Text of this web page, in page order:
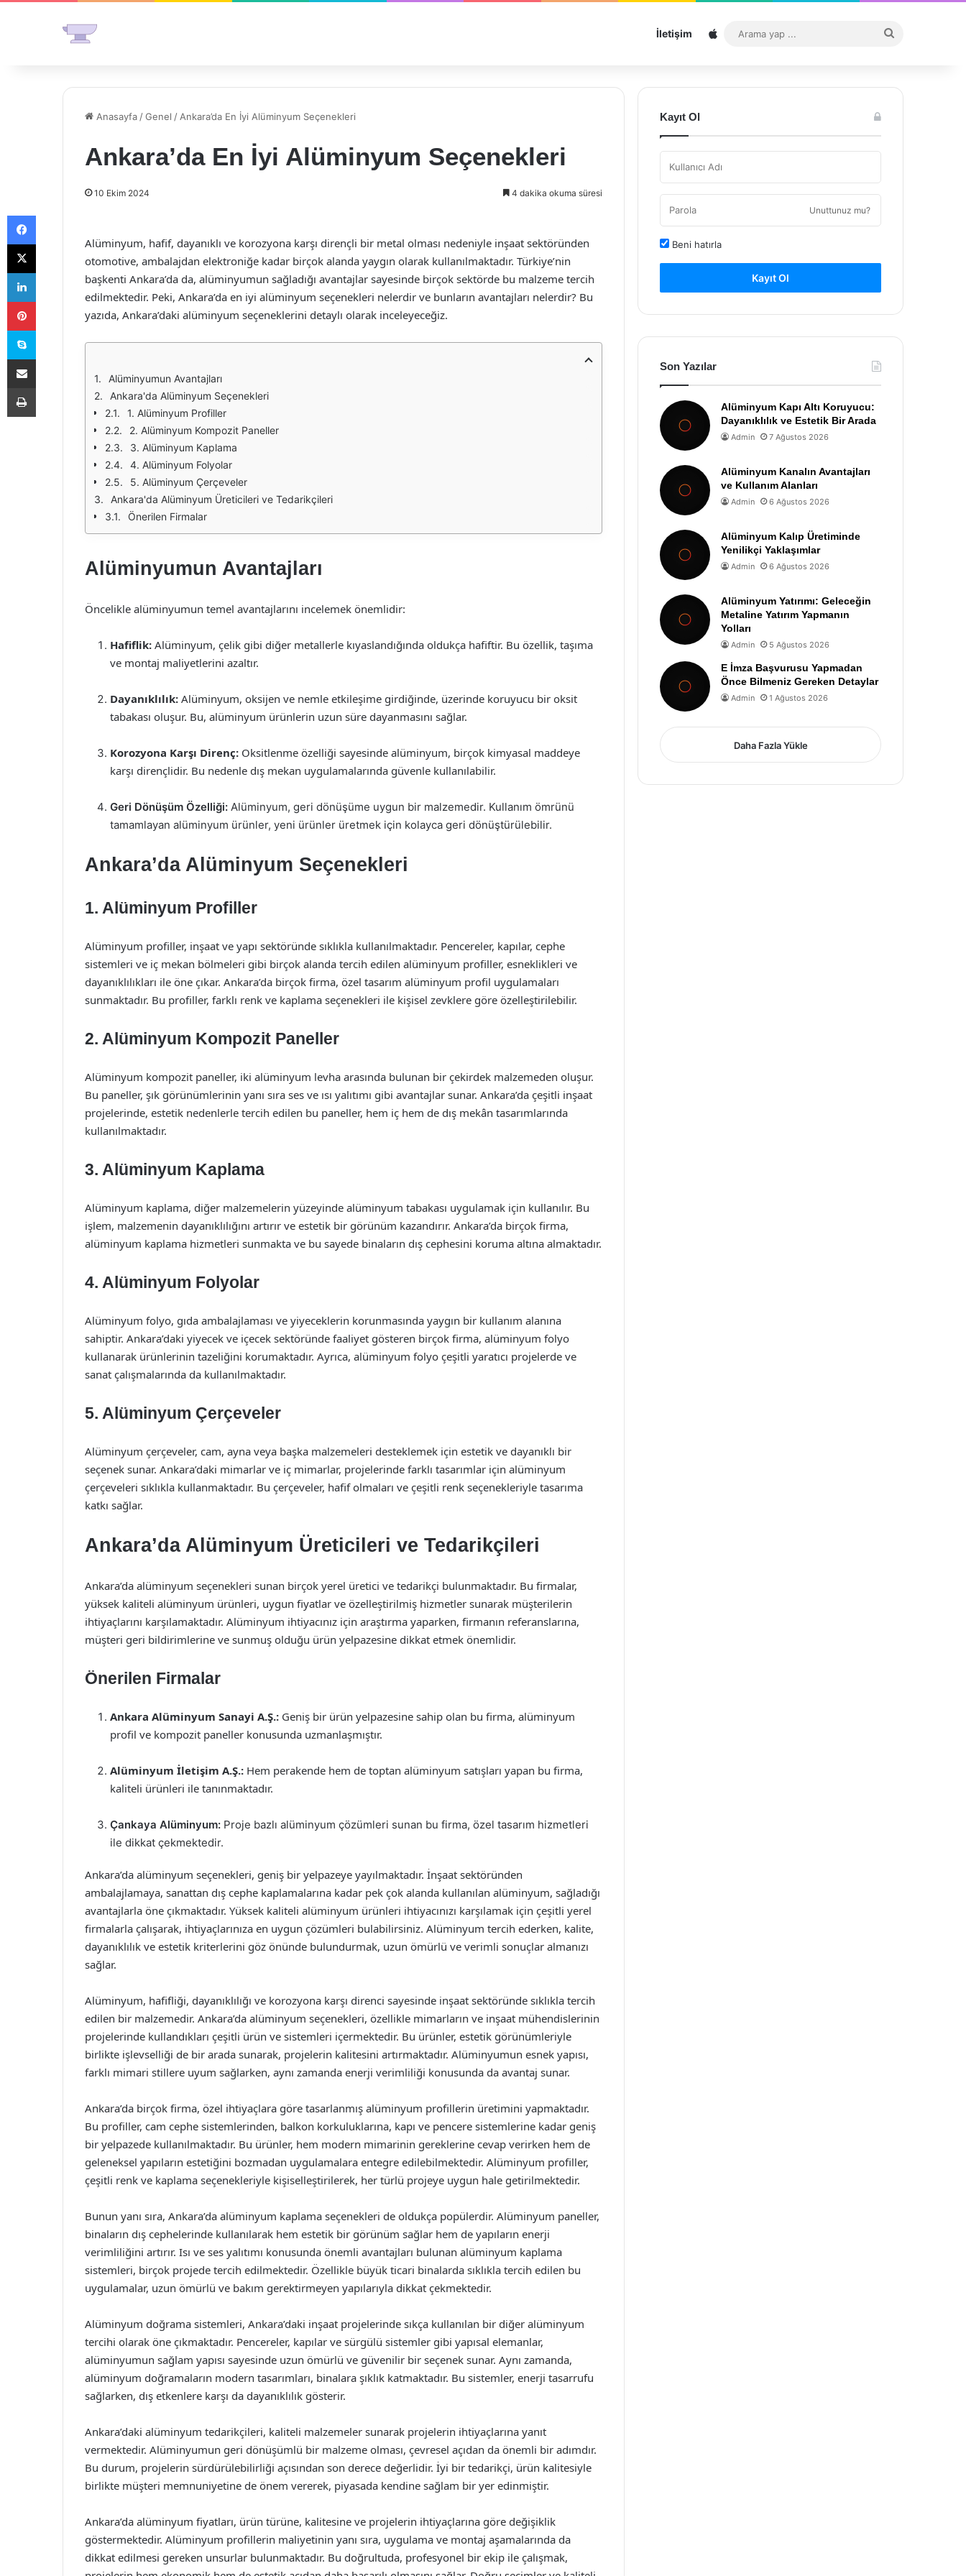
İletişim Sitemap
...
Anasayfa /Genel / Ankara’da En İyi Alüminyum Seçenekleri
Ankara’da En İyi Alüminyum Seçenekleri
10 Ekim 2024 4 dakika okuma süresi
Alüminyum, hafif, dayanıklı ve korozyona karşı dirençli bir metal olması nedeniyle inşaat sektöründen
otomotive, ambalajdan elektroniğe kadar birçok alanda yaygın olarak kullanılmaktadır. Türkiye’nin
başkenti Ankara’da da, alüminyumun sağladığı avantajlar sayesinde birçok sektörde bu malzeme tercih
edilmektedir. Peki, Ankara’da en iyi alüminyum seçenekleri nelerdir ve bunların avantajları nelerdir? Bu
yazıda, Ankara’daki alüminyum seçeneklerini detaylı olarak inceleyeceğiz.
Alüminyumun Avantajları
Ankara'da Alüminyum Seçenekleri
1. Alüminyum Profiller
2. Alüminyum Kompozit Paneller
3. Alüminyum Kaplama
4. Alüminyum Folyolar
5. Alüminyum Çerçeveler
Ankara'da Alüminyum Üreticileri ve Tedarikçileri
Önerilen Firmalar
Alüminyumun Avantajları
Öncelikle alüminyumun temel avantajlarını incelemek önemlidir:
Hafiflik: Alüminyum, çelik gibi diğer metallerle kıyaslandığında oldukça hafiftir. Bu özellik, taşıma
ve montaj maliyetlerini azaltır.
Dayanıklılık: Alüminyum, oksijen ve nemle etkileşime girdiğinde, üzerinde koruyucu bir oksit
tabakası oluşur. Bu, alüminyum ürünlerin uzun süre dayanmasını sağlar.
Korozyona Karşı Direnç: Oksitlenme özelliği sayesinde alüminyum, birçok kimyasal maddeye
karşı dirençlidir. Bu nedenle dış mekan uygulamalarında güvenle kullanılabilir.
Geri Dönüşüm Özelliği: Alüminyum, geri dönüşüme uygun bir malzemedir. Kullanım ömrünü
tamamlayan alüminyum ürünler, yeni ürünler üretmek için kolayca geri dönüştürülebilir.
Ankara’da Alüminyum Seçenekleri
1. Alüminyum Profiller
Alüminyum profiller, inşaat ve yapı sektöründe sıklıkla kullanılmaktadır. Pencereler, kapılar, cephe
sistemleri ve iç mekan bölmeleri gibi birçok alanda tercih edilen alüminyum profiller, esneklikleri ve
dayanıklılıkları ile öne çıkar. Ankara’da birçok firma, özel tasarım alüminyum profil uygulamaları
sunmaktadır. Bu profiller, farklı renk ve kaplama seçenekleri ile kişisel zevklere göre özelleştirilebilir.
2. Alüminyum Kompozit Paneller
Alüminyum kompozit paneller, iki alüminyum levha arasında bulunan bir çekirdek malzemeden oluşur.
Bu paneller, şık görünümlerinin yanı sıra ses ve ısı yalıtımı gibi avantajlar sunar. Ankara’da çeşitli inşaat
projelerinde, estetik nedenlerle tercih edilen bu paneller, hem iç hem de dış mekân tasarımlarında
kullanılmaktadır.
3. Alüminyum Kaplama
Alüminyum kaplama, diğer malzemelerin yüzeyinde alüminyum tabakası uygulamak için kullanılır. Bu
işlem, malzemenin dayanıklılığını artırır ve estetik bir görünüm kazandırır. Ankara’da birçok firma,
alüminyum kaplama hizmetleri sunmakta ve bu sayede binaların dış cephesini koruma altına almaktadır.
4. Alüminyum Folyolar
Alüminyum folyo, gıda ambalajlaması ve yiyeceklerin korunmasında yaygın bir kullanım alanına
sahiptir. Ankara’daki yiyecek ve içecek sektöründe faaliyet gösteren birçok firma, alüminyum folyo
kullanarak ürünlerinin tazeliğini korumaktadır. Ayrıca, alüminyum folyo çeşitli yaratıcı projelerde ve
sanat çalışmalarında da kullanılmaktadır.
5. Alüminyum Çerçeveler
Alüminyum çerçeveler, cam, ayna veya başka malzemeleri desteklemek için estetik ve dayanıklı bir
seçenek sunar. Ankara’daki mimarlar ve iç mimarlar, projelerinde farklı tasarımlar için alüminyum
çerçeveleri sıklıkla kullanmaktadır. Bu çerçeveler, hafif olmaları ve çeşitli renk seçenekleriyle tasarıma
katkı sağlar.
Ankara’da Alüminyum Üreticileri ve Tedarikçileri
Ankara’da alüminyum seçenekleri sunan birçok yerel üretici ve tedarikçi bulunmaktadır. Bu firmalar,
yüksek kaliteli alüminyum ürünleri, uygun fiyatlar ve özelleştirilmiş hizmetler sunarak müşterilerin
ihtiyaçlarını karşılamaktadır. Alüminyum ihtiyacınız için araştırma yaparken, firmanın referanslarına,
müşteri geri bildirimlerine ve sunmuş olduğu ürün yelpazesine dikkat etmek önemlidir.
Önerilen Firmalar
Ankara Alüminyum Sanayi A.Ş.: Geniş bir ürün yelpazesine sahip olan bu firma, alüminyum
profil ve kompozit paneller konusunda uzmanlaşmıştır.
Alüminyum İletişim A.Ş.: Hem perakende hem de toptan alüminyum satışları yapan bu firma,
kaliteli ürünleri ile tanınmaktadır.
Çankaya Alüminyum: Proje bazlı alüminyum çözümleri sunan bu firma, özel tasarım hizmetleri
ile dikkat çekmektedir.
Ankara’da alüminyum seçenekleri, geniş bir yelpazeye yayılmaktadır. İnşaat sektöründen
ambalajlamaya, sanattan dış cephe kaplamalarına kadar pek çok alanda kullanılan alüminyum, sağladığı
avantajlarla öne çıkmaktadır. Yüksek kaliteli alüminyum ürünleri ihtiyacınızı karşılamak için çeşitli yerel
firmalarla çalışarak, ihtiyaçlarınıza en uygun çözümleri bulabilirsiniz. Alüminyum tercih ederken, kalite,
dayanıklılık ve estetik kriterlerini göz önünde bulundurmak, uzun ömürlü ve verimli sonuçlar almanızı
sağlar.
Alüminyum, hafifliği, dayanıklılığı ve korozyona karşı direnci sayesinde inşaat sektöründe sıklıkla tercih
edilen bir malzemedir. Ankara’da alüminyum seçenekleri, özellikle mimarların ve inşaat mühendislerinin
projelerinde kullandıkları çeşitli ürün ve sistemleri içermektedir. Bu ürünler, estetik görünümleriyle
birlikte işlevselliği de bir arada sunarak, projelerin kalitesini artırmaktadır. Alüminyumun esnek yapısı,
farklı mimari stillere uyum sağlarken, aynı zamanda enerji verimliliği konusunda da avantaj sunar.
Ankara’da birçok firma, özel ihtiyaçlara göre tasarlanmış alüminyum profillerin üretimini yapmaktadır.
Bu profiller, cam cephe sistemlerinden, balkon korkuluklarına, kapı ve pencere sistemlerine kadar geniş
bir yelpazede kullanılmaktadır. Bu ürünler, hem modern mimarinin gereklerine cevap verirken hem de
geleneksel yapıların estetiğini bozmadan uygulamalara entegre edilebilmektedir. Alüminyum profiller,
çeşitli renk ve kaplama seçenekleriyle kişiselleştirilerek, her türlü projeye uygun hale getirilmektedir.
Bunun yanı sıra, Ankara’da alüminyum kaplama seçenekleri de oldukça popülerdir. Alüminyum paneller,
binaların dış cephelerinde kullanılarak hem estetik bir görünüm sağlar hem de yapıların enerji
verimliliğini artırır. Isı ve ses yalıtımı konusunda önemli avantajları bulunan alüminyum kaplama
sistemleri, birçok projede tercih edilmektedir. Özellikle büyük ticari binalarda sıklıkla tercih edilen bu
uygulamalar, uzun ömürlü ve bakım gerektirmeyen yapılarıyla dikkat çekmektedir.
Alüminyum doğrama sistemleri, Ankara’daki inşaat projelerinde sıkça kullanılan bir diğer alüminyum
tercihi olarak öne çıkmaktadır. Pencereler, kapılar ve sürgülü sistemler gibi yapısal elemanlar,
alüminyumun sağlam yapısı sayesinde uzun ömürlü ve güvenilir bir seçenek sunar. Aynı zamanda,
alüminyum doğramaların modern tasarımları, binalara şıklık katmaktadır. Bu sistemler, enerji tasarrufu
sağlarken, dış etkenlere karşı da dayanıklılık gösterir.
Ankara’daki alüminyum tedarikçileri, kaliteli malzemeler sunarak projelerin ihtiyaçlarına yanıt
vermektedir. Alüminyumun geri dönüşümlü bir malzeme olması, çevresel açıdan da önemli bir adımdır.
Bu durum, projelerin sürdürülebilirliği açısından son derece değerlidir. İyi bir tedarikçi, ürün kalitesiyle
birlikte müşteri memnuniyetine de önem vererek, piyasada kendine sağlam bir yer edinmiştir.
Ankara’da alüminyum fiyatları, ürün türüne, kalitesine ve projelerin ihtiyaçlarına göre değişiklik
göstermektedir. Alüminyum profillerin maliyetinin yanı sıra, uygulama ve montaj aşamalarında da
dikkat edilmesi gereken unsurlar bulunmaktadır. Bu doğrultuda, profesyonel bir ekip ile çalışmak,
Kayıt Ol
Unuttunuz mu?
Beni hatırla
Kayıt Ol
Son Yazılar
Alüminyum Kapı Altı Koruyucu:
Dayanıklılık ve Estetik Bir Arada
Admin 7 Ağustos 2026
Alüminyum Kanalın Avantajları
ve Kullanım Alanları
Admin 6 Ağustos 2026
Alüminyum Kalıp Üretiminde
Yenilikçi Yaklaşımlar
Admin 6 Ağustos 2026
Alüminyum Yatırımı: Geleceğin
Metaline Yatırım Yapmanın
Yolları
Admin 5 Ağustos 2026
E İmza Başvurusu Yapmadan
Önce Bilmeniz Gereken Detaylar
Admin 1 Ağustos 2026
Daha Fazla Yükle
Facebook
X
LinkedIn
Pinterest
Skype
E-Posta ile paylaş